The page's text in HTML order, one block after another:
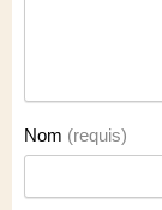
Nom (requis)